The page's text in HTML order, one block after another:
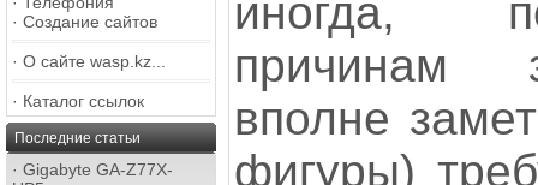
· Создание сайтов
· О сайте wasp.kz...
· Каталог ссылок
Последние статьи
· Gigabyte GA-Z77X-
иногда,
причинам
вполне
фигуры)